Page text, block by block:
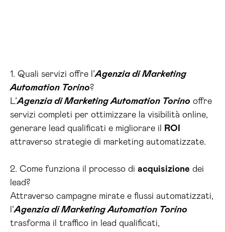
1. Quali servizi offre l’Agenzia di Marketing
Automation Torino?
L’Agenzia di Marketing Automation Torino offre
servizi completi per ottimizzare la visibilità online,
generare lead qualificati e migliorare il
ROI
attraverso strategie di marketing automatizzate.
2. Come funziona il processo di acquisizione dei
lead?
Attraverso campagne mirate e flussi automatizzati,
l’Agenzia di Marketing Automation Torino
trasforma il traffico in lead qualificati,